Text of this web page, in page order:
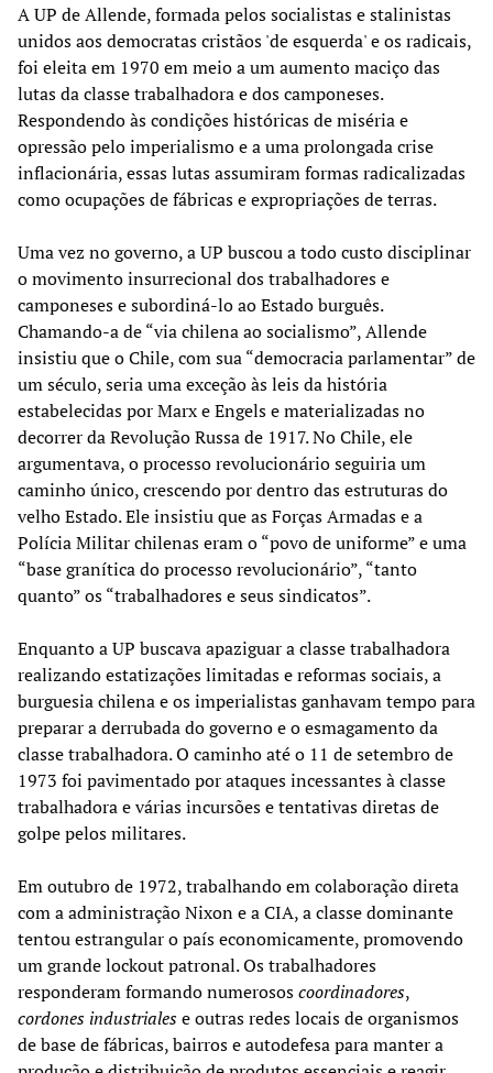
A UP de Allende, formada pelos socialistas e stalinistas
unidos aos democratas cristãos 'de esquerda' e os radicais,
foi eleita em 1970 em meio a um aumento maciço das
lutas da classe trabalhadora e dos camponeses.
Respondendo às condições históricas de miséria e
opressão pelo imperialismo e a uma prolongada crise
inflacionária, essas lutas assumiram formas radicalizadas
como ocupações de fábricas e expropriações de terras.
Uma vez no governo, a UP buscou a todo custo disciplinar
o movimento insurrecional dos trabalhadores e
camponeses e subordiná-lo ao Estado burguês.
Chamando-a de “via chilena ao socialismo”, Allende
insistiu que o Chile, com sua “democracia parlamentar” de
um século, seria uma exceção às leis da história
estabelecidas por Marx e Engels e materializadas no
decorrer da Revolução Russa de 1917. No Chile, ele
argumentava, o processo revolucionário seguiria um
caminho único, crescendo por dentro das estruturas do
velho Estado. Ele insistiu que as Forças Armadas e a
Polícia Militar chilenas eram o “povo de uniforme” e uma
“base granítica do processo revolucionário”, “tanto
quanto” os “trabalhadores e seus sindicatos”.
Enquanto a UP buscava apaziguar a classe trabalhadora
realizando estatizações limitadas e reformas sociais, a
burguesia chilena e os imperialistas ganhavam tempo para
preparar a derrubada do governo e o esmagamento da
classe trabalhadora. O caminho até o 11 de setembro de
1973 foi pavimentado por ataques incessantes à classe
trabalhadora e várias incursões e tentativas diretas de
golpe pelos militares.
Em outubro de 1972, trabalhando em colaboração direta
com a administração Nixon e a CIA, a classe dominante
tentou estrangular o país economicamente, promovendo
um grande lockout patronal. Os trabalhadores
responderam formando numerososcoordinadores,
cordones industrialese outras redes locais de organismos
de base de fábricas, bairros e autodefesa para manter a